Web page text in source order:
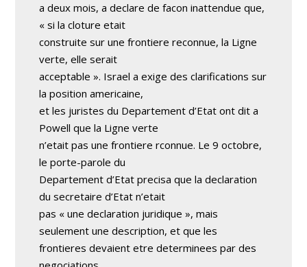
a deux mois, a declare de facon inattendue que,
« si la cloture etait
construite sur une frontiere reconnue, la Ligne
verte, elle serait
acceptable ». Israel a exige des clarifications sur
la position americaine,
et les juristes du Departement d’Etat ont dit a
Powell que la Ligne verte
n’etait pas une frontiere rconnue. Le 9 octobre,
le porte-parole du
Departement d’Etat precisa que la declaration
du secretaire d’Etat n’etait
pas « une declaration juridique », mais
seulement une description, et que les
frontieres devaient etre determinees par des